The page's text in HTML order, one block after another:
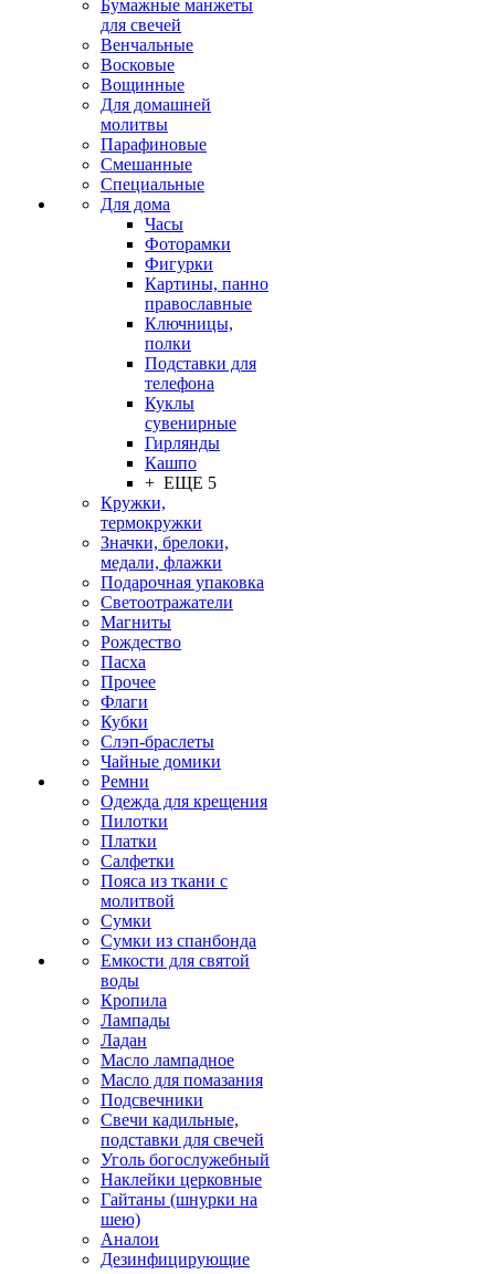
Бумажные манжеты
для свечей
Венчальные
Восковые
Вощинные
Для домашней
молитвы
Парафиновые
Смешанные
Специальные
Для дома
Часы
Фоторамки
Фигурки
Картины, панно
православные
Ключницы,
полки
Подставки для
телефона
Куклы
сувенирные
Гирлянды
Кашпо
+ ЕЩЕ 5
Кружки,
термокружки
Значки, брелоки,
медали, флажки
Подарочная упаковка
Светоотражатели
Магниты
Рождество
Пасха
Прочее
Флаги
Кубки
Слэп-браслеты
Чайные домики
Ремни
Одежда для крещения
Пилотки
Платки
Салфетки
Пояса из ткани с
молитвой
Сумки
Сумки из спанбонда
Емкости для святой
воды
Кропила
Лампады
Ладан
Масло лампадное
Масло для помазания
Подсвечники
Свечи кадильные,
подставки для свечей
Уголь богослужебный
Наклейки церковные
Гайтаны (шнурки на
шею)
Аналои
Дезинфицирующие